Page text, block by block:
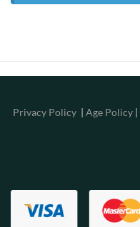
Privacy Policy | Age Policy |